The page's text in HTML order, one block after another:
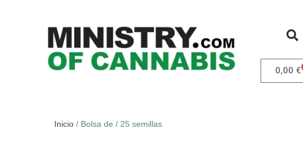
0,00 €
Inicio / Bolsa de / 25 semillas